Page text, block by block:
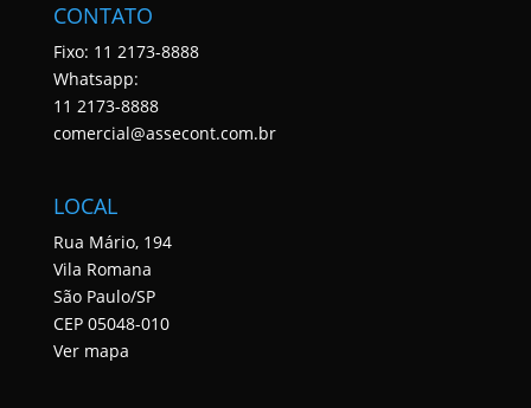
CONTATO
Fixo: 11 2173-8888
Whatsapp:
11 2173-8888
comercial@assecont.com.br
LOCAL
Rua Mário, 194
Vila Romana
São Paulo/SP
CEP 05048-010
Ver mapa